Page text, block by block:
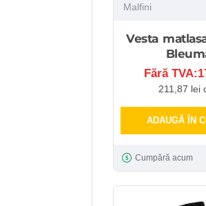
Malfini
Vesta
Fără
211,87 lei
ADAUGĂ ÎN
Cumpără acum